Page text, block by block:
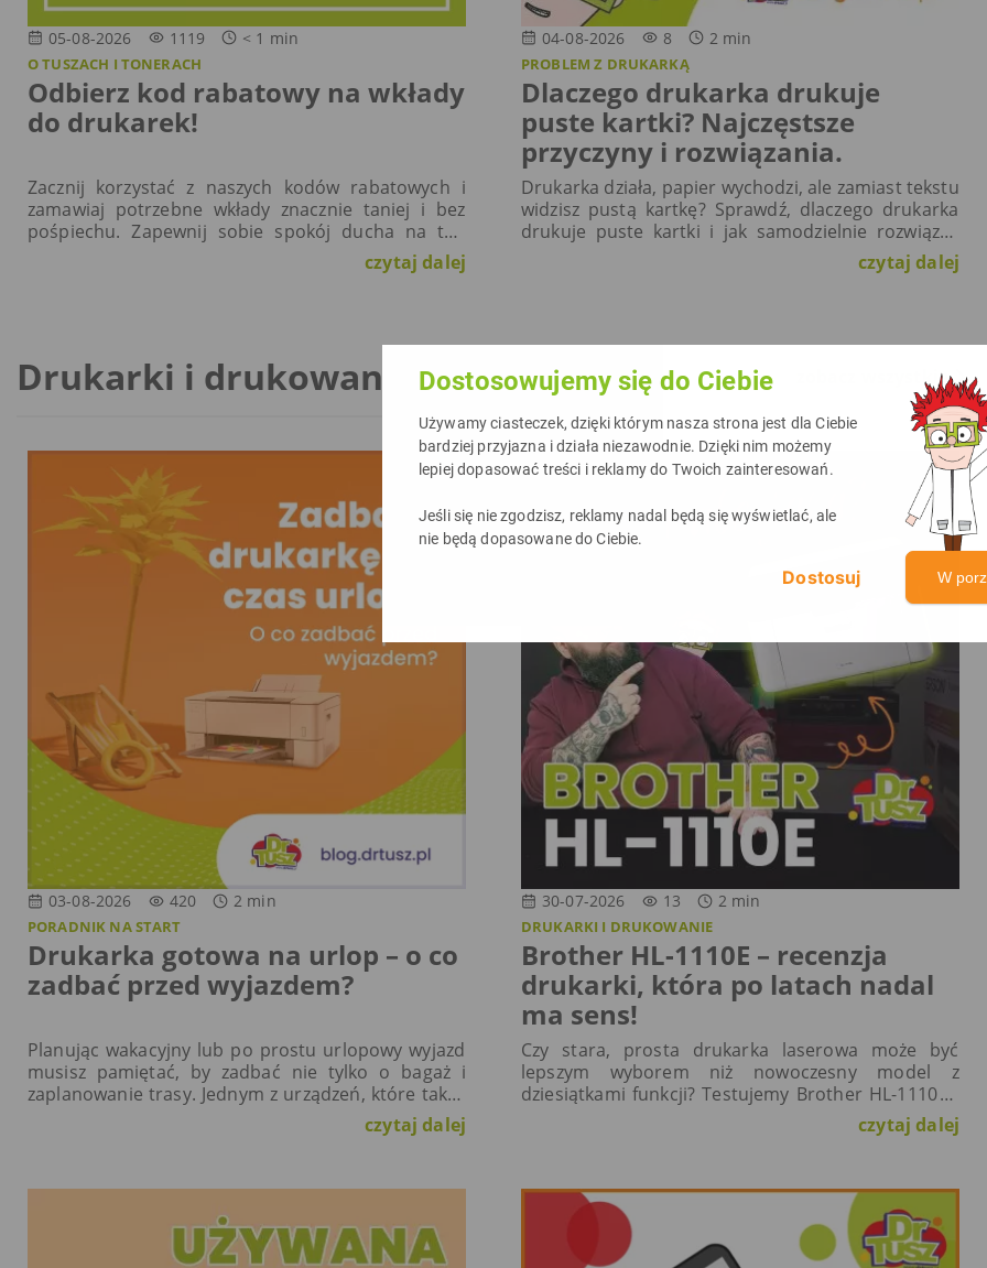
Dostosowujemy się do Ciebie
Używamy ciasteczek, dzięki którym nasza strona jest dla Ciebie
bardziej przyjazna i działa niezawodnie. Dzięki nim możemy
lepiej dopasować treści i reklamy do Twoich zainteresowań.
Jeśli się nie zgodzisz, reklamy nadal będą się wyświetlać, ale
nie będą dopasowane do Ciebie.
W
05-08-2026 1119 < 1 min
O TUSZACH I TONERACH
Odbierz kod rabatowy na wkłady
do drukarek!
Zacznij korzystać z naszych kodów rabatowych i
zamawiaj potrzebne wkłady znacznie taniej i bez
pośpiechu. Zapewnij sobie spokój ducha na ten
krytyczny moment i drukuj bez ograniczeń.
czytaj dalej
04-08-2026 8 2 min
PROBLEM Z DRUKARKĄ
Dlaczego drukarka drukuje
puste kartki? Najczęstsze
przyczyny i rozwiązania.
Drukarka działa, papier wychodzi, ale zamiast tekstu
widzisz pustą kartkę? Sprawdź, dlaczego drukarka
drukuje puste kartki i jak samodzielnie rozwiązać
czytaj dalej
Drukarki i drukowanie zobacz wszystkie
03-08-2026 420 2 min
PORADNIK NA START
Drukarka gotowa na urlop – o co
zadbać przed wyjazdem?
Planując wakacyjny lub po prostu urlopowy wyjazd
musisz pamiętać, by zadbać nie tylko o bagaż i
zaplanowanie trasy. Jednym z urządzeń, które także
wymaga Twojej uwagi, jest drukarka! Wielu
czytaj dalej
30-07-2026 13 2 min
DRUKARKI I DRUKOWANIE
Brother HL-1110E – recenzja
drukarki, która po latach nadal
ma sens!
Czy stara, prosta drukarka laserowa może być
lepszym wyborem niż nowoczesny model z
dziesiątkami funkcji? Testujemy Brother HL-1110E i
sprawdzamy, dlaczego ta niewielka drukarka nadal
czytaj dalej